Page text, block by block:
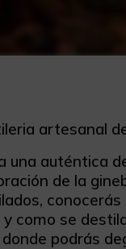
artesanal
una auténtica
de la
y como se
podrás